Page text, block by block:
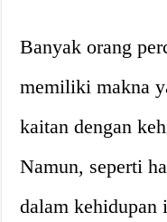
Banyak orang
memiliki makna
kaitan dengan
Namun, seperti
dalam kehidupan